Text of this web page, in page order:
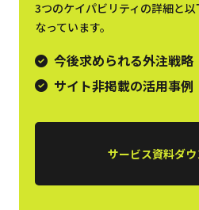
3つのケイパビリティの詳細と
なっています。
今後求められる外注戦略
サイト非掲載の活用事例
サービス資料ダ